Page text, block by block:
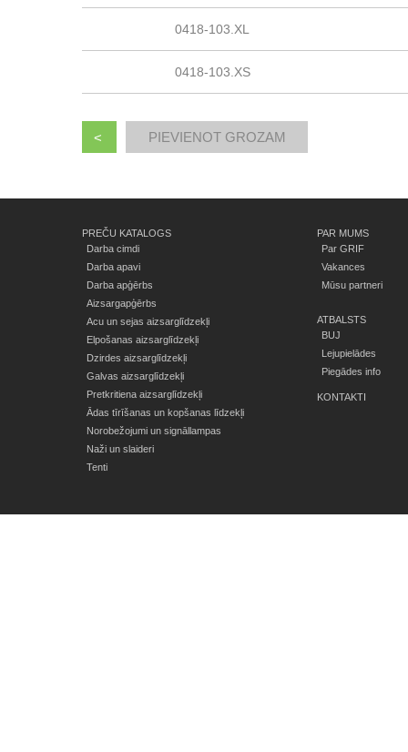
0418-103.XL
0418-103.XS
<
PREČU KATALOGS
Darba cimdi
Darba apavi
Darba apģērbs
Aizsargapģērbs
Acu un sejas aizsarglīdzekļi
Elpošanas aizsarglīdzekļi
Dzirdes aizsarglīdzekļi
Galvas aizsarglīdzekļi
Pretkritiena aizsarglīdzekļi
Ādas tīrīšanas un kopšanas līdzekļi
Norobežojumi un signāllampas
Naži un slaideri
Tenti
PAR MUMS
Par GRIF
Vakances
Mūsu partneri
ATBALSTS
BUJ
Lejupielādes
Piegādes info
KONTAKTI